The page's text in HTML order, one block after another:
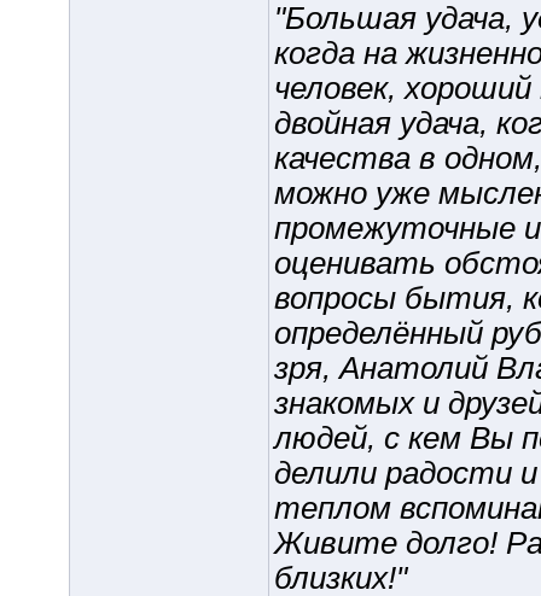
"Большая удача,
когда на
человек,
двойная удача,
качества в
можно уже
промежуточные
оценивать
вопросы бытия,
определённый
зря, Анатолий
знакомых и
людей, с кем Вы
делили радости
теплом
Живите долго!
близких!"